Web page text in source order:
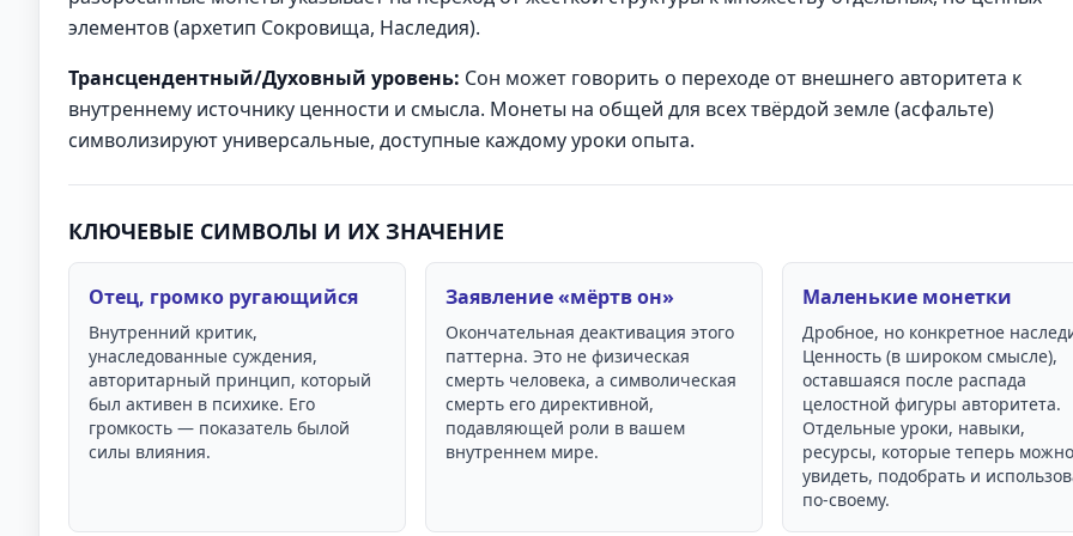
элементов (архетип Сокровища, Наследия).
Трансцендентный/Духовный уровень: Сон может говорить о переходе от внешнего авторитета к
внутреннему источнику ценности и смысла. Монеты на общей для всех твёрдой земле (асфальте)
символизируют универсальные, доступные каждому уроки опыта.
КЛЮЧЕВЫЕ СИМВОЛЫ И ИХ ЗНАЧЕНИЕ
Отец, громко ругающийся
Внутренний критик,
унаследованные суждения,
авторитарный принцип, который
был активен в психике. Его
громкость — показатель былой
силы влияния.
Заявление «мёртв он»
Окончательная деактивация этого
паттерна. Это не физическая
смерть человека, а символическая
смерть его директивной,
подавляющей роли в вашем
внутреннем мире.
Маленькие монетки
Дробное, но конкретное
Ценность (в широком смысле),
оставшаяся после распада
целостной фигуры авторитета.
Отдельные уроки, навыки,
ресурсы, которые теперь можно
увидеть, подобрать и
по-своему.